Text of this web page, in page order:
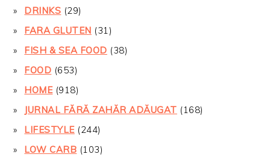
DRINKS (29)
FARA GLUTEN (31)
FISH & SEA FOOD (38)
FOOD (653)
HOME(918)
JURNAL FĂRĂ ZAHĂR ADĂUGAT (168)
LIFESTYLE(244)
LOW CARB (103)